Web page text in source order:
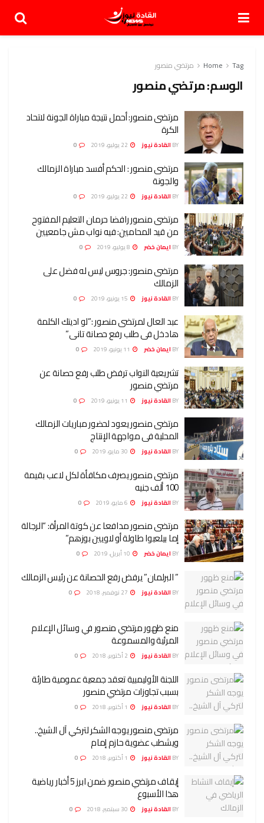
Home Tag مرتضي منصور
الوسم:مرتضي منصور
مرتضى منصور: أحمل نتيجة مباراة الجونة لاتحاد
الكرة
BY القادة نيوز
مرتضى منصور : الحكم أفسد مباراة الزمالك
والجونة
BY القادة نيوز
مرتضى منصور رافضا حرمان التعليم المفتوح
من قيد المحامين: فيه نواب مش جامعيين
BY ايمان خضر
مرتضى منصور: جروس ليس له فضل على
الزمالك
BY القادة نيوز
عبد العال لمرتضى منصور :”لو اديتك الكلمة
هادخل فى طلب رفع حصانة تانى”
BY ايمان خضر
تشريعية النواب ترفض طلب رفع حصانة عن
مرتضي منصور
BY القادة نيوز
مرتضى منصور يعود لحضور مباريات الزمالك
المحلية فى مواجهة الإنتاج
BY القادة نيوز
مرتضى منصور يصرف مكافأة لكل لاعب بقيمة
100 ألف جنيه
BY القادة نيوز
مرتضى منصور مدافعا عن كوتة المرأة: “الرجالة
إما بيلعبوا طاولة أو لاويين بوزهم”
BY ايمان خضر
” البرلمان” يرفض رفع الحصانة عن رئيس الزمالك
BY القادة نيوز
منع ظهور مرتضي منصور في وسائل الإعلام
المرئية والمسموعة
BY القادة نيوز
اللجنة الأوليمبية تعقد جمعية عمومية طارئة
بسبب تجاوزات مرتضي منصور
BY القادة نيوز
مرتضى منصور يوجه الشكر لتركي آل الشيخ..
ويشطب عضوية حازم إمام
BY القادة نيوز
إيقاف مرتضي منصور ضمن ابرز 5 أخبار رياضية
هذا الأسبوع
BY القادة نيوز